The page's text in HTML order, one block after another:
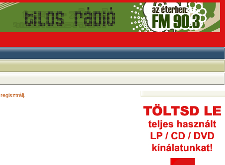
regisztrálj.